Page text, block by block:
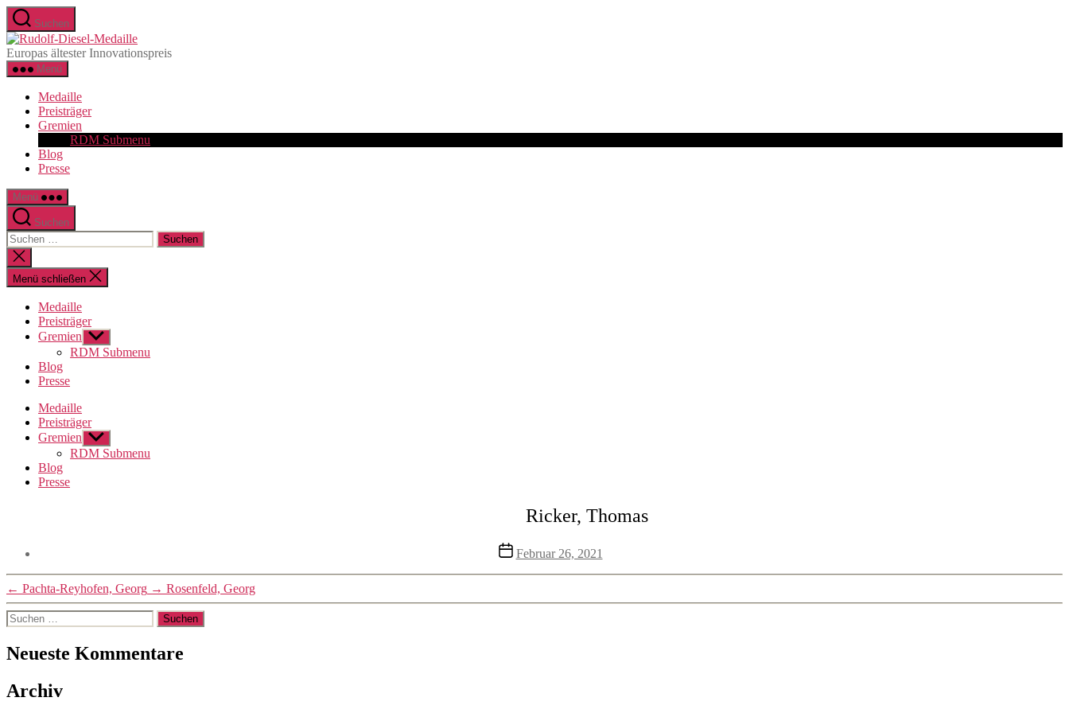
Zum
Inhalt
springen
Suchen
Rudolf-
Diesel-
Europas ältester Innovationspreis
Menü
Medaille
Preisträger
Gremien
RDM Submenu
Blog
Presse
Menü
Suchen
Suchen
nach:
Suche
schließen
Menü schließen
Medaille
Preisträger
Gremien Untermenü
anzeigen
RDM Submenu
Blog
Presse
Medaille
Preisträger
Gremien Untermenü
anzeigen
RDM Submenu
Blog
Presse
Ricker, Thomas
Veröffentlichungsdatum
Februar 26, 2021
← Pachta-Reyhofen, Georg → Rosenfeld, Georg
Suchen
nach:
Neueste Kommentare
Archiv